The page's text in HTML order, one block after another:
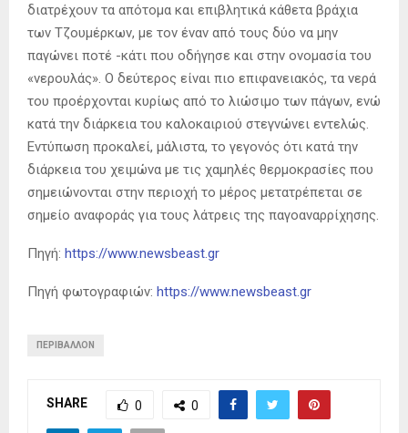
διατρέχουν τα απότομα και επιβλητικά κάθετα βράχια
των Τζουμέρκων, με τον έναν από τους δύο να μην
παγώνει ποτέ -κάτι που οδήγησε και στην ονομασία του
«νερουλάς». Ο δεύτερος είναι πιο επιφανειακός, τα νερά
του προέρχονται κυρίως από το λιώσιμο των πάγων, ενώ
κατά την διάρκεια του καλοκαιριού στεγνώνει εντελώς.
Εντύπωση προκαλεί, μάλιστα, το γεγονός ότι κατά την
διάρκεια του χειμώνα με τις χαμηλές θερμοκρασίες που
σημειώνονται στην περιοχή το μέρος μετατρέπεται σε
σημείο αναφοράς για τους λάτρεις της παγοαναρρίχησης.
Πηγή: https://www.newsbeast.gr
Πηγή φωτογραφιών: https://www.newsbeast.gr
ΠΕΡΙΒΆΛΛΟΝ
SHARE 0 0